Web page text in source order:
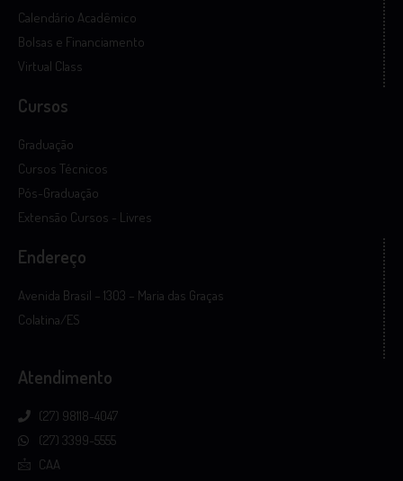
Calendário Acadêmico
Bolsas e Financiamento
Virtual Class
Cursos
Graduação
Cursos Técnicos
Pós-Graduação
Extensão Cursos - Livres
Endereço
Avenida Brasil – 1303 – Maria das Graças
Colatina/ES
Atendimento
(27) 98118-4047
(27) 3399-5555
CAA